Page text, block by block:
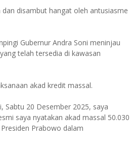
disambut hangat oleh antusiasme
Gubernur Andra Soni meninjau
telah tersedia di kawasan
akad kredit massal.
Sabtu 20 Desember 2025, saya
saya nyatakan akad massal 50.030
Prabowo dalam